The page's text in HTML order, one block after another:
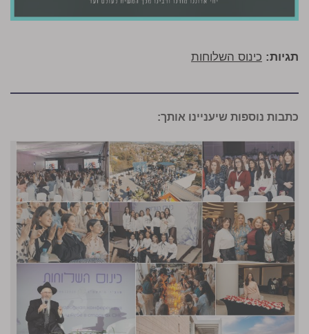
תגיות: כינוס השלוחות
כתבות נוספות שיעניינו אותך: